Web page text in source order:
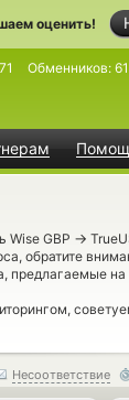
оценить!
Обменников:
Wise GBP →
обратите
предлагаемые
Несоответствие